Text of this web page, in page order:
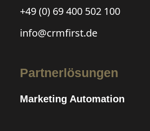
+49 (0) 69 400 502 100
info@crmfirst.de
Partnerlösungen
Marketing Automation